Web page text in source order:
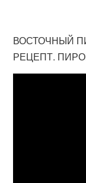
ВОСТОЧНЫЙ
РЕЦЕПТ.